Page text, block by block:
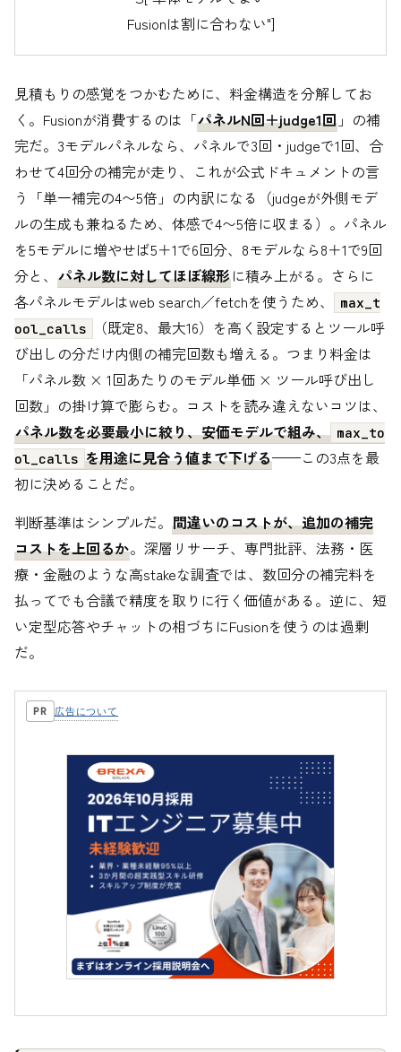
Fusionは割に合わない"]
見積もりの感覚をつかむために、料金構造を分解してお
く。Fusionが消費するのは「パネルN回＋judge1回 」の補
完だ。3モデルパネルなら、パネルで3回・judgeで1回、合
わせて4回分の補完が走り、これが公式ドキュメントの言
う「単一補完の4〜5倍」の内訳になる（judgeが外側モデ
ルの生成も兼ねるため、体感で4〜5倍に収まる）。パネル
を5モデルに増やせば5＋1で6回分、8モデルなら8＋1で9回
分と、 パネル数に対してほぼ線形に積み上がる。さらに
各パネルモデルはweb search／fetchを使うため、
max_t
ool_calls
（既定8、最大16）を高く設定するとツール呼
び出しの分だけ内側の補完回数も増える。つまり料金は
「パネル数 × 1回あたりのモデル単価 × ツール呼び出し
回数」の掛け算で膨らむ。コストを読み違えないコツは、
パネル数を必要最小に絞り、安価モデルで組み、 max_to
ol_calls を用途に見合う値まで下げる——この3点を最
初に決めることだ。
判断基準はシンプルだ。 間違いのコストが、追加の補完
コストを上回るか。深層リサーチ、専門批評、法務・医
療・金融のような高stakeな調査では、数回分の補完料を
払ってでも合議で精度を取りに行く価値がある。逆に、短
い定型応答やチャットの相づちにFusionを使うのは過剰
だ。
PR 広告について